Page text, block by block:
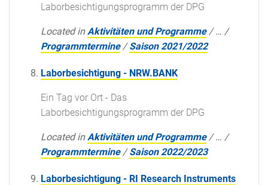
Laborbesichtigungsprogramm der DPG
Located in Aktivitäten und Programme /… /
Programmtermine /Saison 2021/2022
Laborbesichtigung - NRW.BANK
Ein Tag vor Ort - Das
Laborbesichtigungsprogramm der DPG
Located in Aktivitäten und Programme /… /
Programmtermine /Saison 2022/2023
Laborbesichtigung - RI Research Instruments